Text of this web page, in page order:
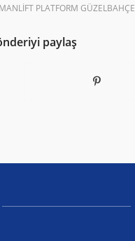
MANLIFT PLATFORM GÜZELBAHÇE
paylaş